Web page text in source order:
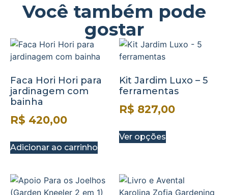
Você também pode
gostar
Faca Hori Hori para
jardinagem com
bainha
R$ 420,00
Adicionar ao carrinho
Kit Jardim Luxo – 5
ferramentas
R$ 827,00
Ver opções